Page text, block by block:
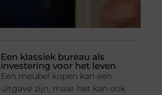
Een klassiek bureau als
investering voor het leven
Een meubel kopen kan een
uitgave zijn, maar het kan ook